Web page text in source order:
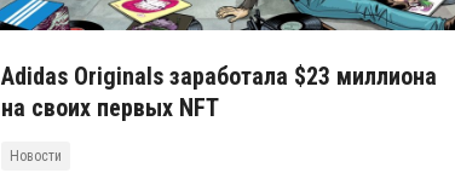
Adidas Originals заработала $23 миллиона
на своих первых NFT
Новости